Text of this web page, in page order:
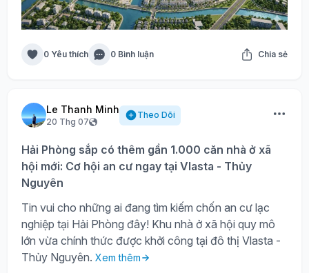
0 Yêu thích 0 Bình luận Chia sẻ
Le Thanh Minh
20 Thg 07
Theo Dõi
Hải Phòng sắp có thêm gần 1.000 căn nhà ở xã
hội mới: Cơ hội an cư ngay tại Vlasta - Thủy
Nguyên
Tin vui cho những ai đang tìm kiếm chốn an cư lạc
nghiệp tại Hải Phòng đây! Khu nhà ở xã hội quy mô
lớn vừa chính thức được khởi công tại đô thị Vlasta -
Thủy Nguyên. Xem thêm